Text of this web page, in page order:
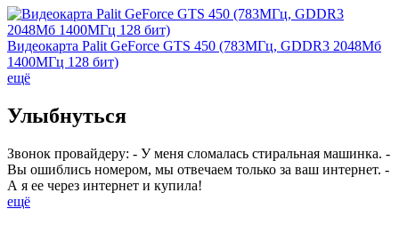
Видеокарта Palit GeForce GTS 450 (783МГц, GDDR3 2048Мб
1400МГц 128 бит)
ещё
Улыбнуться
Звонок провайдеру: - У меня сломалась стиральная машинка. -
Вы ошиблись номером, мы отвечаем только за ваш интернет. -
А я ее через интернет и купила!
ещё